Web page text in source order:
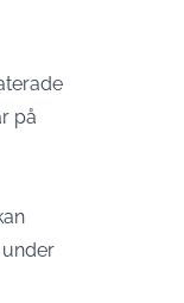
på
under